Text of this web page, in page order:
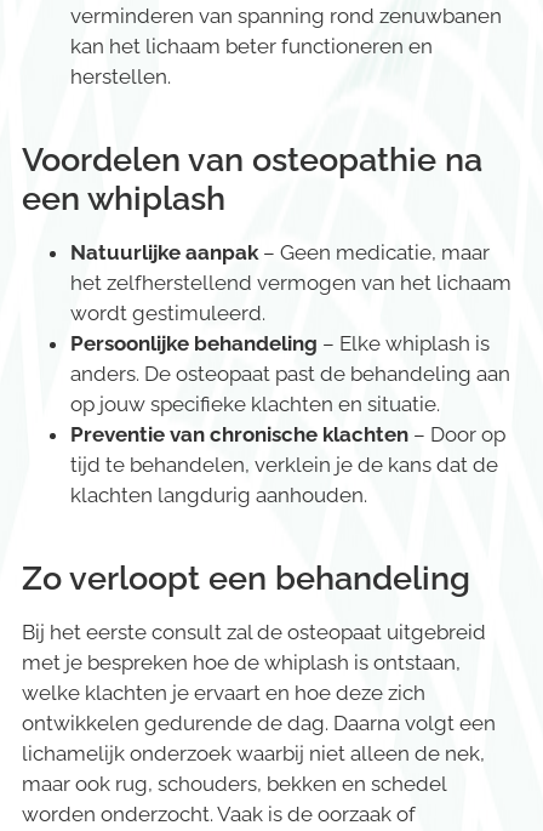
verminderen van spanning rond zenuwbanen
kan het lichaam beter functioneren en
herstellen.
Voordelen van osteopathie na
een whiplash
Natuurlijke aanpak– Geen medicatie, maar
het zelfherstellend vermogen van het lichaam
wordt gestimuleerd.
Persoonlijke behandeling – Elke whiplash is
anders. De osteopaat past de behandeling aan
op jouw specifieke klachten en situatie.
Preventie van chronische klachten – Door op
tijd te behandelen, verklein je de kans dat de
klachten langdurig aanhouden.
Zo verloopt een behandeling
Bij het eerste consult zal de osteopaat uitgebreid
met je bespreken hoe de whiplash is ontstaan,
welke klachten je ervaart en hoe deze zich
ontwikkelen gedurende de dag. Daarna volgt een
lichamelijk onderzoek waarbij niet alleen de nek,
maar ook rug, schouders, bekken en schedel
worden onderzocht. Vaak is de oorzaak of